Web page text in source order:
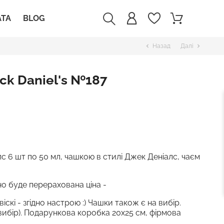
BLOG
chevron_left Назад Далі chevron_right
Daniel's №187
6 шт по 50 мл, чашкою в стилі Джек Деніалс, чаєм
буде перерахована ціна -
- згідно настрою :) Чашки також є на вибір.
Подарункова коробка 20х25 см, фірмова